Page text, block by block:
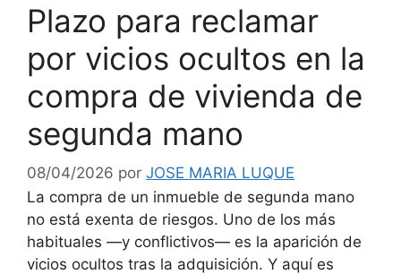
Plazo para reclamar
por vicios ocultos en la
compra de vivienda de
segunda mano
08/04/2026 por JOSE MARIA LUQUE
La compra de un inmueble de segunda mano
no está exenta de riesgos. Uno de los más
habituales —y conflictivos— es la aparición de
vicios ocultos tras la adquisición. Y aquí es